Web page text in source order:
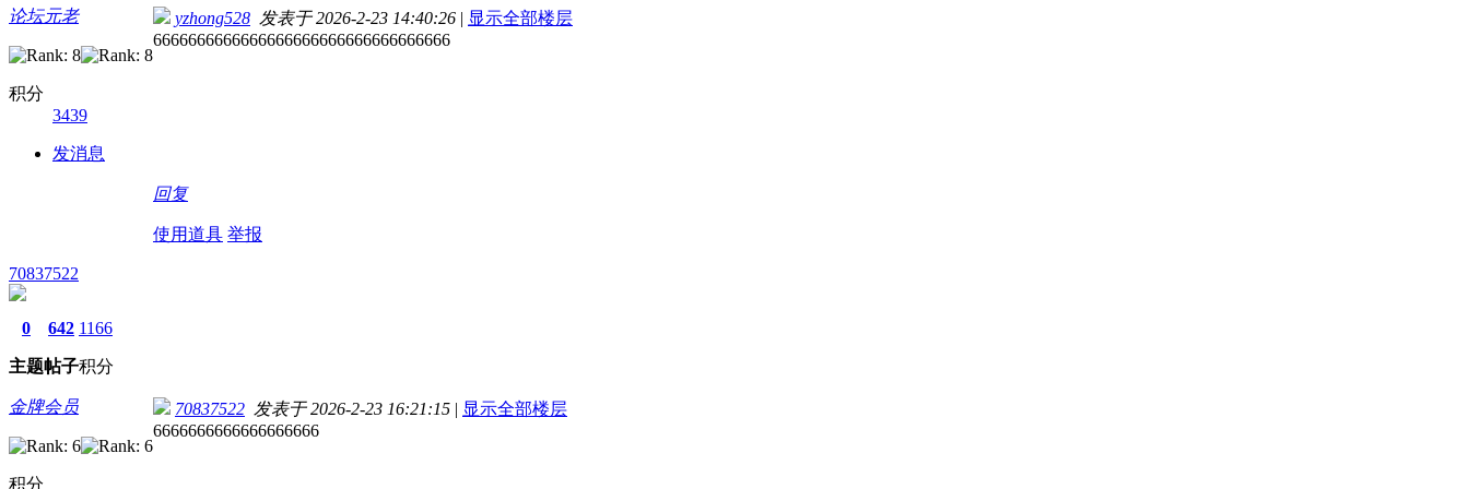
论坛元老
积分
3439
发消息
yzhong528 发表于 2026-2-23 14:40:26 | 显示全部楼层
6666666666666666666666666666666666
回复
使用道具 举报
70837522
0
主题
642
帖子
1166
积分
金牌会员
积分
70837522 发表于 2026-2-23 16:21:15 | 显示全部楼层
6666666666666666666